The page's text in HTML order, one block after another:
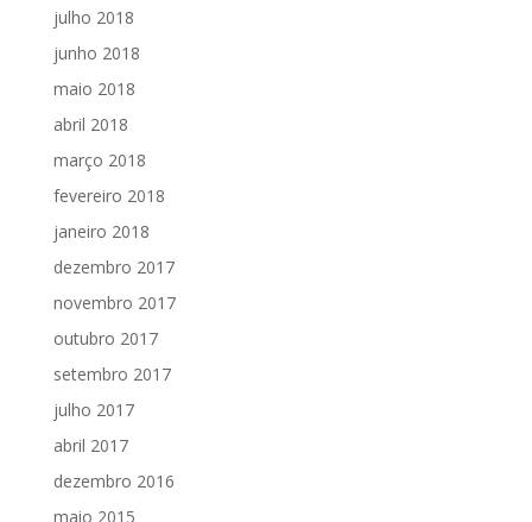
julho 2018
junho 2018
maio 2018
abril 2018
março 2018
fevereiro 2018
janeiro 2018
dezembro 2017
novembro 2017
outubro 2017
setembro 2017
julho 2017
abril 2017
dezembro 2016
maio 2015